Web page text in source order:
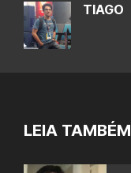
TIAGO
LEIA TAMBÉM